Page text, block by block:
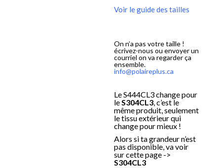
Voir le guide des tailles
On n’a pas votre taille !
écrivez-nous ou envoyer un
courriel on va regarder ça
ensemble.
info@polaireplus.ca
Le S444CL3 change pour
leS304CL3, c’est le
même produit, seulement
le tissu extérieur qui
change pour mieux !
Alors si ta grandeur n’est
pas disponible, va voir
sur cette page ->
S304CL3